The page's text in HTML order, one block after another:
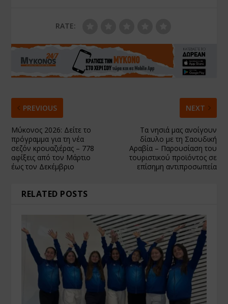
RATE:
PREVIOUS
Μύκονος 2026: Δείτε το
πρόγραμμα για τη νέα
σεζόν κρουαζιέρας – 778
αφίξεις από τον Μάρτιο
έως τον Δεκέμβριο
NEXT
Τα νησιά μας ανοίγουν
δίαυλο με τη Σαουδική
Αραβία – Παρουσίαση του
τουριστικού προϊόντος σε
επίσημη αντιπροσωπεία
RELATED POSTS